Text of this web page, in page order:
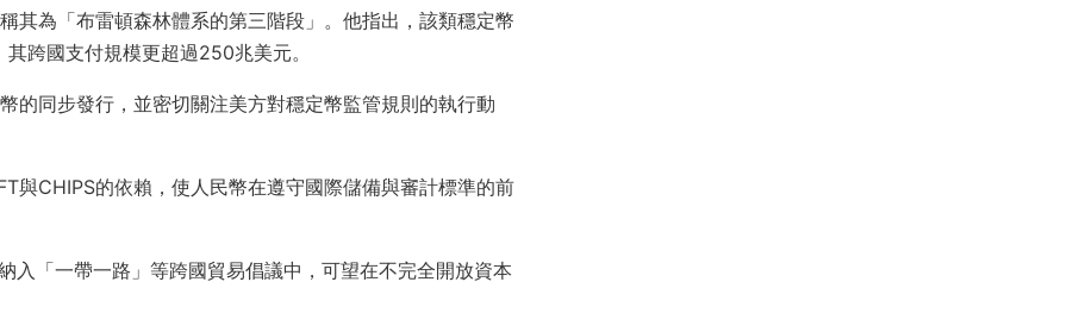
其為「布雷頓森林體系的第三階段」。他指出，該類穩定幣
跨國支付規模更超過250兆美元。
的同步發行，並密切關注美方對穩定幣監管規則的執行動
與CHIPS的依賴，使人民幣在遵守國際儲備與審計標準的前
「一帶一路」等跨國貿易倡議中，可望在不完全開放資本